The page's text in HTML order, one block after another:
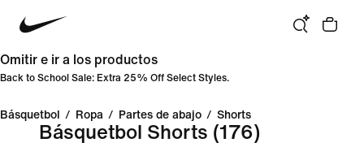
Omitir e ir a los productos
Back to School Sale: Extra 25% Off Select Styles.
Básquetbol / Ropa / Partes de abajo / Shorts
Básquetbol Shorts (176)